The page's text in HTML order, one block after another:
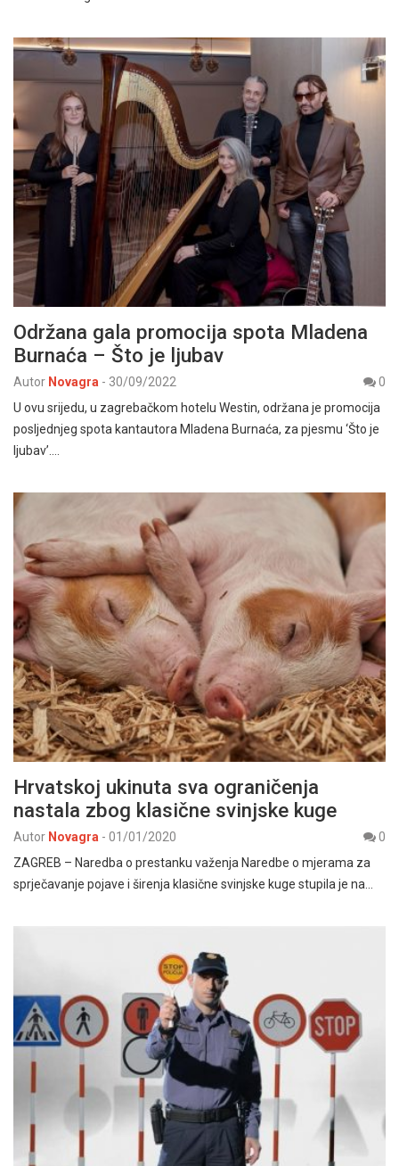
Održana gala promocija spota Mladena
Burnaća – Što je ljubav
Autor Novagra - 30/09/2022
0
U ovu srijedu, u zagrebačkom hotelu Westin, održana je promocija
posljednjeg spota kantautora Mladena Burnaća, za pjesmu ‘Što je
ljubav’.…
Hrvatskoj ukinuta sva ograničenja
nastala zbog klasične svinjske kuge
Autor Novagra - 01/01/2020
0
ZAGREB – Naredba o prestanku važenja Naredbe o mjerama za
sprječavanje pojave i širenja klasične svinjske kuge stupila je na…